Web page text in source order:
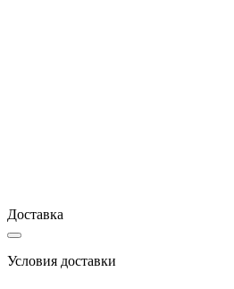
Доставка
Условия доставки